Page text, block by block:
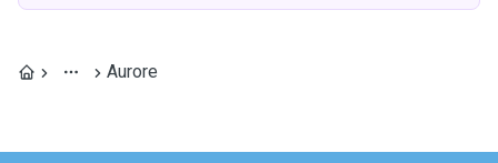
Aurore